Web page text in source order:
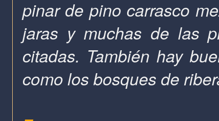
pinar de pino carrasco
jaras y muchas de las
citadas. También hay
como los bosques de